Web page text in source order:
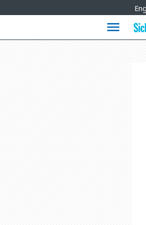
Languages
menu